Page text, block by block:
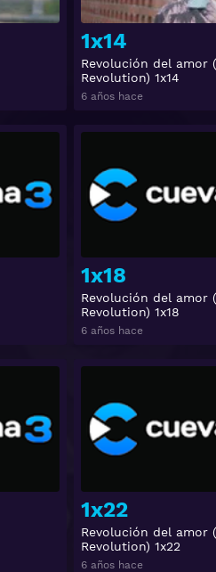
1x14
Revolución del amor
Revolution) 1x14
6 años hace
1x18
Revolución del amor
Revolution) 1x18
6 años hace
1x22
Revolución del amor
Revolution) 1x22
6 años hace